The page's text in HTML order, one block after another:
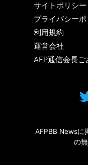
サイトポリシー
プライバシー
利用規約
運営会社
AFP通信会長ご
AFPBB Newsに
の